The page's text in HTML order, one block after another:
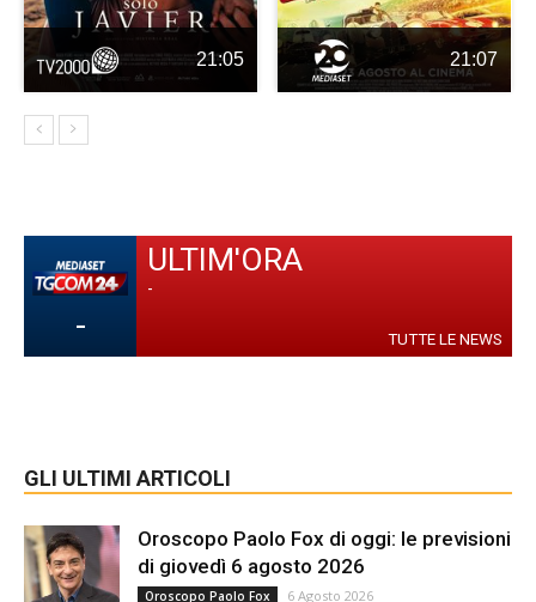
21:05 21:07
-
ULTIM'ORA
-
TUTTE LE NEWS
GLI ULTIMI ARTICOLI
Oroscopo Paolo Fox di oggi: le previsioni
di giovedì 6 agosto 2026
Oroscopo Paolo Fox 6 Agosto 2026